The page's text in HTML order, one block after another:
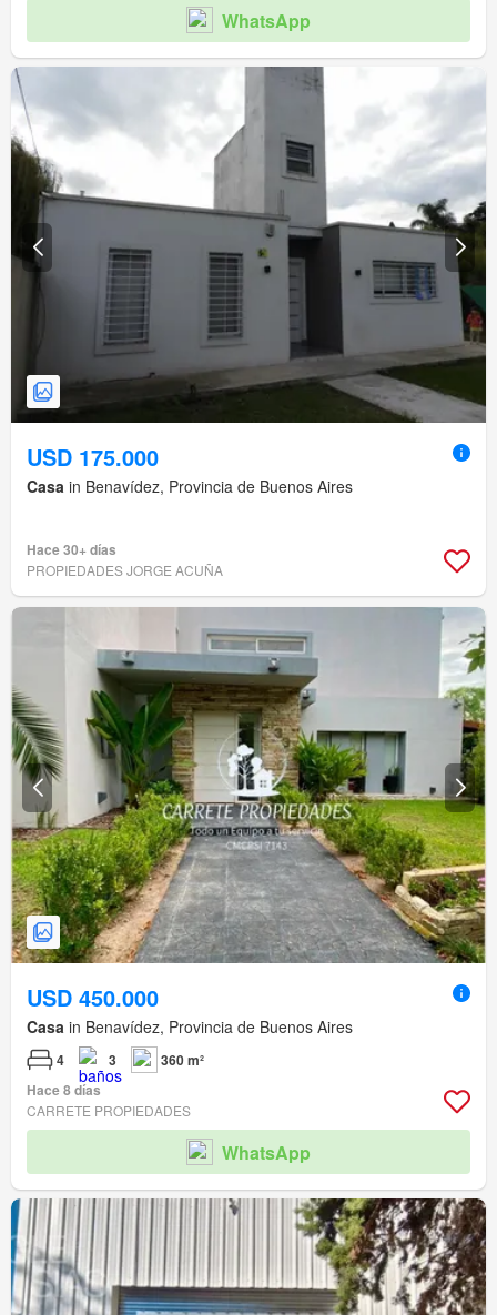
WhatsApp
USD 175.000
Casa in Benavídez, Provincia de Buenos Aires
Hace 30+ días
PROPIEDADES JORGE ACUÑA
USD 450.000
Casa in Benavídez, Provincia de Buenos Aires
4 3
360 m²
Hace 8 días
CARRETE PROPIEDADES
WhatsApp